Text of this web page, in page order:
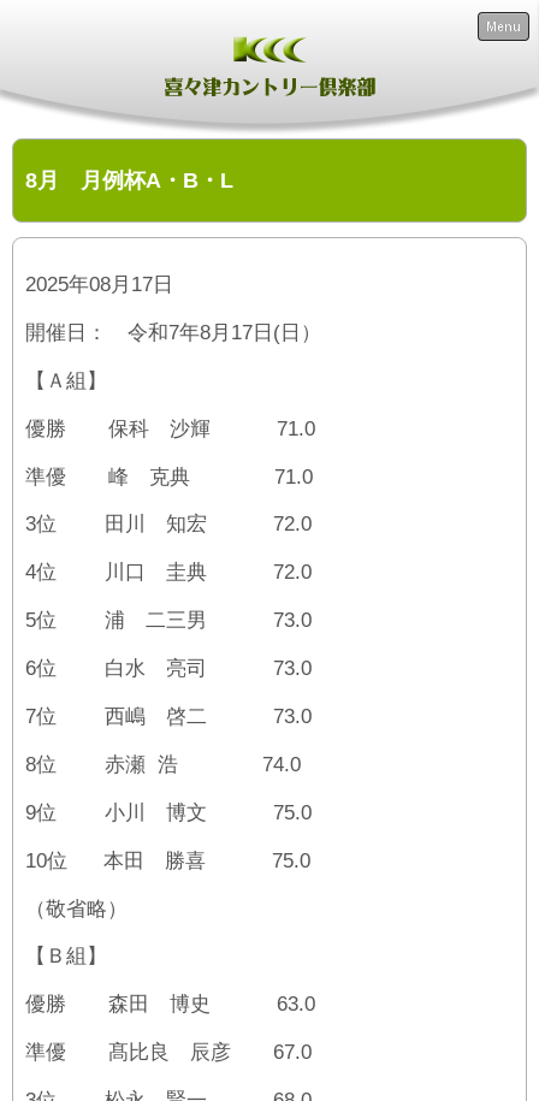
Menu
8月 月例杯A・B・L
2025年08月17日
開催日： 令和7年8月17日(日）
【Ａ組】
優勝 保科 沙輝 71.0
準優 峰 克典 71.0
3位 田川 知宏 72.0
4位 川口 圭典 72.0
5位 浦 二三男 73.0
6位 白水 亮司 73.0
7位 西嶋 啓二 73.0
8位 赤瀬 浩 74.0
9位 小川 博文 75.0
10位 本田 勝喜 75.0
（敬省略）
【Ｂ組】
優勝 森田 博史 63.0
準優 髙比良 辰彦 67.0